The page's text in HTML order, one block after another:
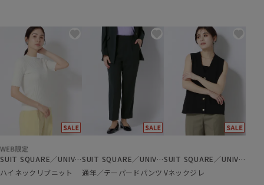
SUIT SQUARE／UNIVERSAL LANGUAGE／WHITE
ハイネックリブニット
SUIT SQUARE／UNIVERSAL LANGUAGE／WHITE
通年／テーパードパンツ
SUIT SQUARE／UNIVERSAL LANGUAGE／WHITE
Vネックジレ